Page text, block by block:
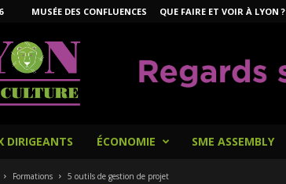
MUSÉE DES CONFLUENCES QUE FAIRE ET VOIR À LYON ?
DIRIGEANTS ÉCONOMIE SME ASSEMBLY
Formations 5 outils de gestion de projet